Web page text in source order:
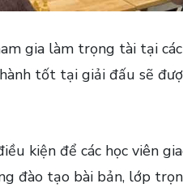
gia làm trọng tài tại
tốt tại giải đấu sẽ
kiện để các học viên
đào tạo bài bản, lớp